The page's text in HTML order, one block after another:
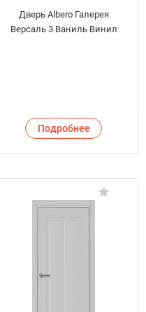
Дверь Albero Галерея
Версаль 3 Ваниль Винил
Подробнее